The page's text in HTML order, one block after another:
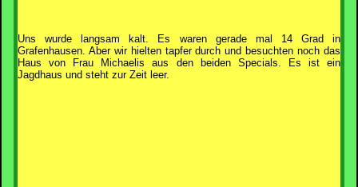
Uns wurde langsam kalt. Es waren gerade mal 14 Grad in
Grafenhausen. Aber wir hielten tapfer durch und besuchten noch das
Haus von Frau Michaelis aus den beiden Specials. Es ist ein
Jagdhaus und steht zur Zeit leer.